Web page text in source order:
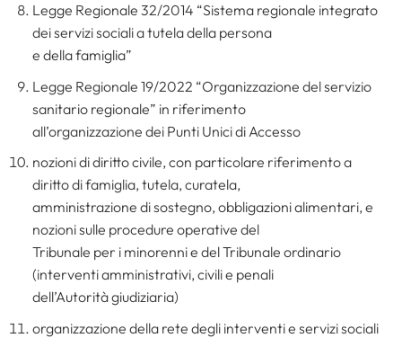
Legge Regionale 32/2014 “Sistema regionale integrato
dei servizi sociali a tutela della persona
e della famiglia”
Legge Regionale 19/2022 “Organizzazione del servizio
sanitario regionale” in riferimento
all’organizzazione dei Punti Unici di Accesso
nozioni di diritto civile, con particolare riferimento a
diritto di famiglia, tutela, curatela,
amministrazione di sostegno, obbligazioni alimentari, e
nozioni sulle procedure operative del
Tribunale per i minorenni e del Tribunale ordinario
(interventi amministrativi, civili e penali
dell’Autorità giudiziaria)
organizzazione della rete degli interventi e servizi sociali